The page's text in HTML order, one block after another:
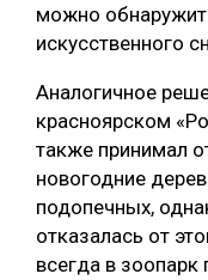
можно
искусственного
Аналогичное
красноярском
также принимал
новогодние
подопечных,
отказалась от
всегда в